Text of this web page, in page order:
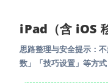
iPad（含 iOS
思路整理与安全提示：
数」「技巧设置」等方